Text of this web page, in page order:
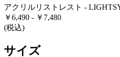
アクリルリストレスト -
￥6,490 - ￥7,480
(税込)
サイズ